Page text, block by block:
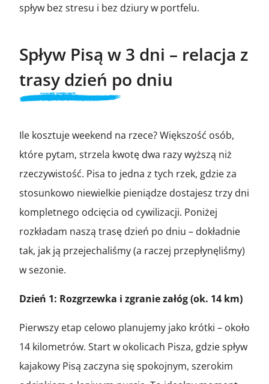
spływ bez stresu i bez dziury w portfelu.
Spływ Pisą w 3 dni – relacja z
trasy dzień po dniu
Ile kosztuje weekend na rzece? Większość osób,
które pytam, strzela kwotę dwa razy wyższą niż
rzeczywistość. Pisa to jedna z tych rzek, gdzie za
stosunkowo niewielkie pieniądze dostajesz trzy dni
kompletnego odcięcia od cywilizacji. Poniżej
rozkładam naszą trasę dzień po dniu – dokładnie
tak, jak ją przejechaliśmy (a raczej przepłynęliśmy)
w sezonie.
Dzień 1: Rozgrzewka i zgranie załóg (ok. 14 km)
Pierwszy etap celowo planujemy jako krótki – około
14 kilometrów. Start w okolicach Pisza, gdzie spływ
kajakowy Pisą zaczyna się spokojnym, szerokim